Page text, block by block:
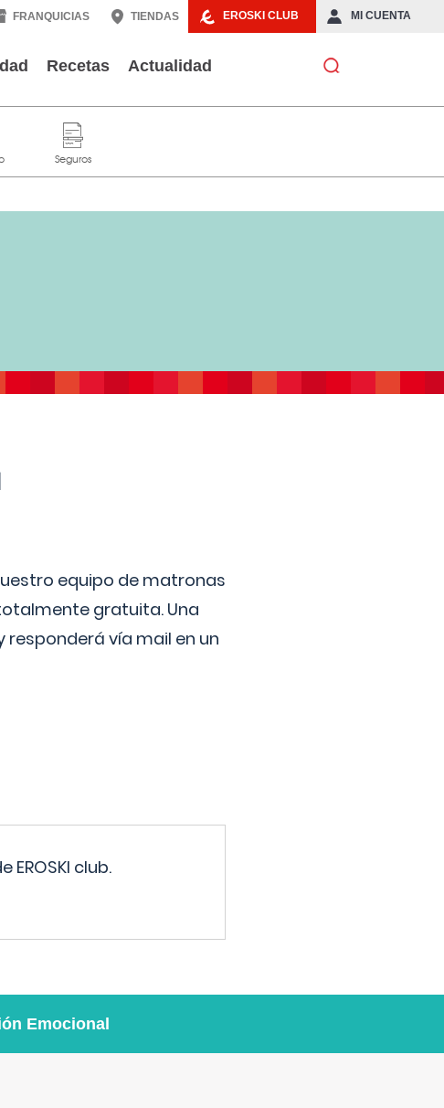
EROSKI CLUB MI CUENTA
FRANQUICIAS TIENDAS
Recetas Actualidad
equipo de matronas
gratuita. Una
vía mail en un
club.
Emocional